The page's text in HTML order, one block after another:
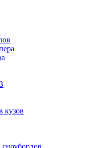
кузов